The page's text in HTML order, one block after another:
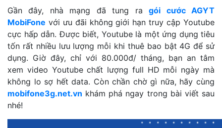
Gần đây, nhà mạng đã tung ragói cước AGYT
MobiFone với ưu đãi không giới hạn truy cập Youtube
cực hấp dẫn. Được biết, Youtube là một ứng dụng tiêu
tốn rất nhiều lưu lượng mỗi khi thuê bao bật 4G để sử
dụng. Giờ đây, chỉ với 80.000đ/ tháng, bạn an tâm
xem video Youtube chất lượng full HD mỗi ngày mà
không lo sợ hết data. Còn chần chờ gì nữa, hãy cùng
mobifone3g.net.vn khám phá ngay trong bài viết sau
nhé!